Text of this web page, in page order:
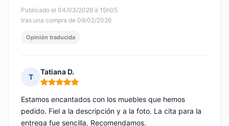
Publicado el 04/03/2026 à 15h05
tras una compra de 09/02/2026
Opinión traducida
T
Tatiana D.
Nota: 5 de 5
Estamos encantados con los muebles que hemos
pedido. Fiel a la descripción y a la foto. La cita para la
entrega fue sencilla. Recomendamos.